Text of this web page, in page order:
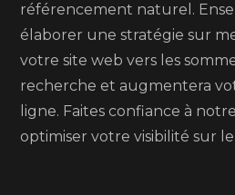
référencement naturel.
élaborer une stratégie sur
votre site web vers les
recherche et augmentera
ligne. Faites confiance à
optimiser votre visibilité sur